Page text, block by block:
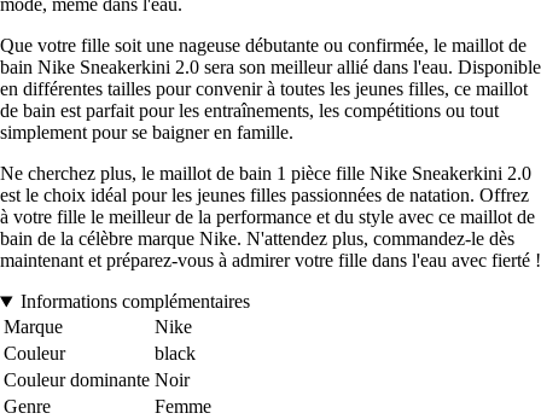
mode, même dans l'eau.
Que votre fille soit une nageuse débutante ou confirmée, le maillot de
bain Nike Sneakerkini 2.0 sera son meilleur allié dans l'eau. Disponible
en différentes tailles pour convenir à toutes les jeunes filles, ce maillot
de bain est parfait pour les entraînements, les compétitions ou tout
simplement pour se baigner en famille.
Ne cherchez plus, le maillot de bain 1 pièce fille Nike Sneakerkini 2.0
est le choix idéal pour les jeunes filles passionnées de natation. Offrez
à votre fille le meilleur de la performance et du style avec ce maillot de
bain de la célèbre marque Nike. N'attendez plus, commandez-le dès
maintenant et préparez-vous à admirer votre fille dans l'eau avec fierté !
Informations complémentaires
Marque
Nike
Couleur
black
Couleur dominante Noir
Genre
Femme